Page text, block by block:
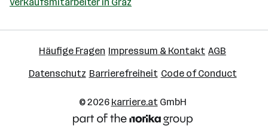
Häufige Fragen Impressum & Kontakt AGB
Datenschutz Barrierefreiheit Code of Conduct
© 2026 karriere.at GmbH